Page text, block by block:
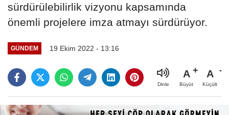
sürdürülebilirlik vizyonu kapsamında
önemli projelere imza atmayı sürdürüyor.
GÜNDEM 19 Ekim 2022 - 13:16
Dinle
A
Büyüt
A
Küçült